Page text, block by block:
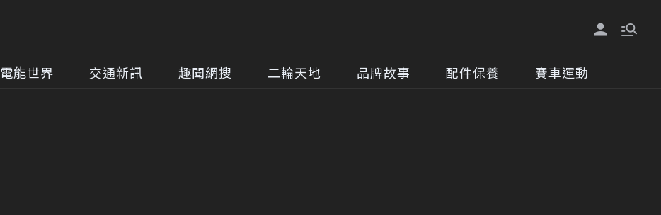
電能世界 交通新訊 趣聞網搜 二輪天地 品牌故事 配件保養 賽車運動